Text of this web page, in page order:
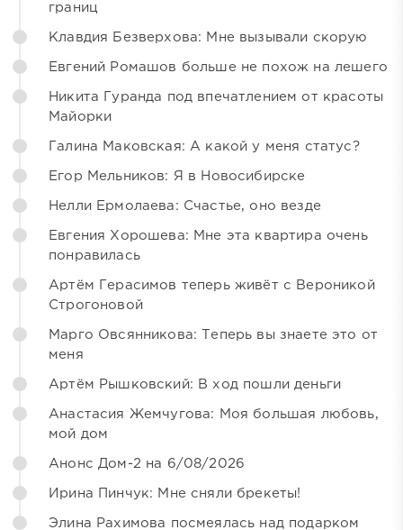
границ
Клавдия Безверхова: Мне вызывали скорую
Евгений Ромашов больше не похож на лешего
Никита Гуранда под впечатлением от красоты
Майорки
Галина Маковская: А какой у меня статус?
Егор Мельников: Я в Новосибирске
Нелли Ермолаева: Счастье, оно везде
Евгения Хорошева: Мне эта квартира очень
понравилась
Артём Герасимов теперь живёт с Вероникой
Строгоновой
Марго Овсянникова: Теперь вы знаете это от
меня
Артём Рышковский: В ход пошли деньги
Анастасия Жемчугова: Моя большая любовь,
мой дом
Анонс Дом-2 на 6/08/2026
Ирина Пинчук: Мне сняли брекеты!
Элина Рахимова посмеялась над подарком